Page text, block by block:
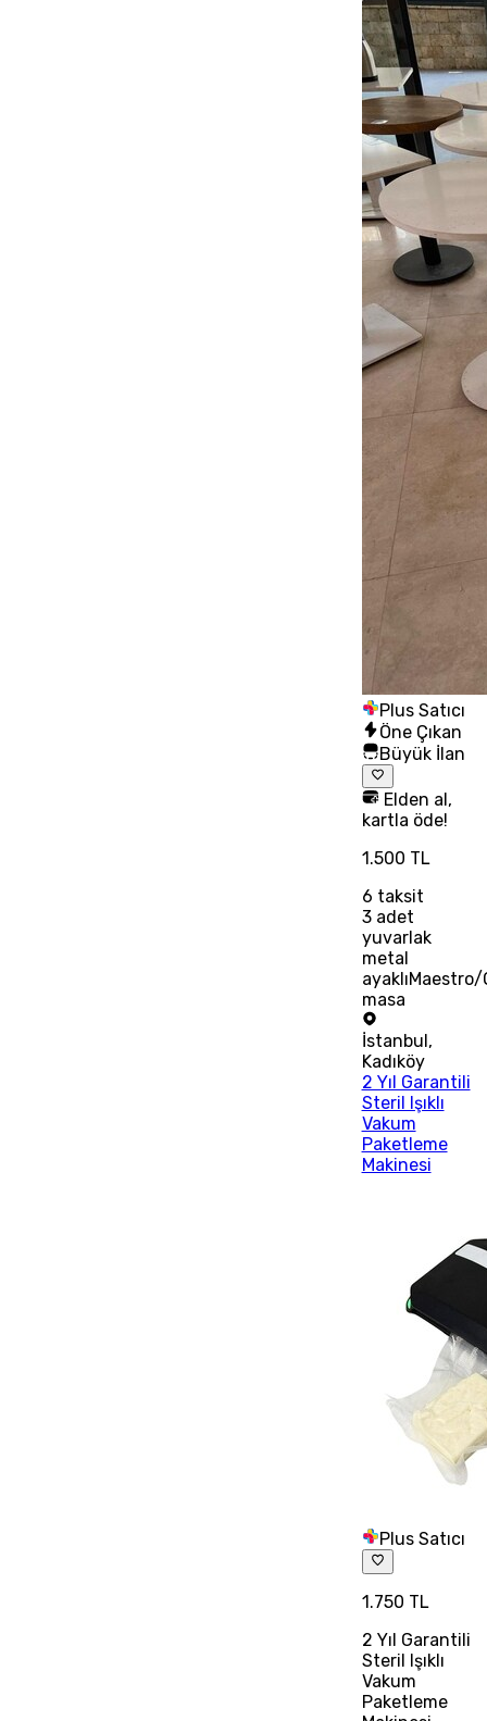
Plus Satıcı
Öne Çıkan
Büyük İlan
Elden al,
kartla öde!
1.500 TL
6 taksit
3 adet
yuvarlak
metal
masa
İstanbul ,
Kadıköy
2 Yıl Garantili
Steril Işıklı
Vakum
Paketleme
Makinesi
Plus Satıcı
1.750 TL
2 Yıl Garantili
Steril Işıklı
Vakum
Paketleme